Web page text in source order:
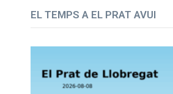
EL TEMPS A EL PRAT AVUI